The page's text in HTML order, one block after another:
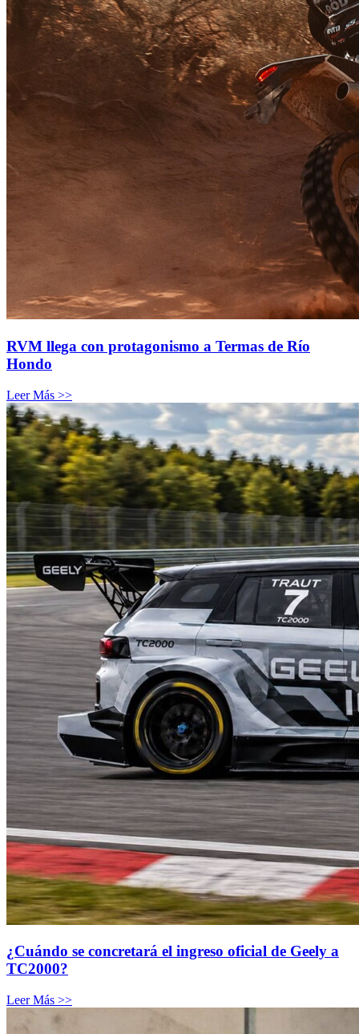
RVM llega con protagonismo a Termas de Río
Hondo
Leer Más >>
¿Cuándo se concretará el ingreso oficial de Geely a
TC2000?
Leer Más >>